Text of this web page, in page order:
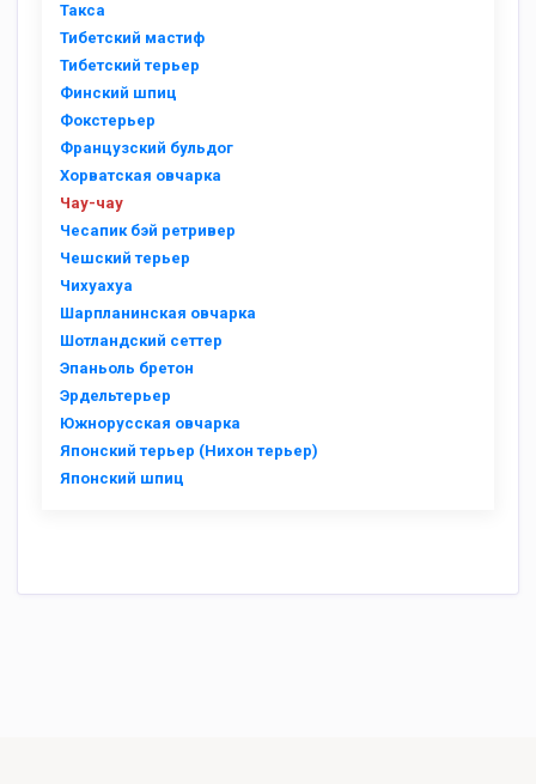
Такса
Тибетский мастиф
Тибетский терьер
Финский шпиц
Фокстерьер
Французский бульдог
Хорватская овчарка
Чау-чау
Чесапик бэй ретривер
Чешский терьер
Чихуахуа
Шарпланинская овчарка
Шотландский сеттер
Эпаньоль бретон
Эрдельтерьер
Южнорусская овчарка
Японский терьер (Нихон терьер)
Японский шпиц